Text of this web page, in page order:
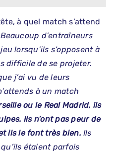
à quel match s’attend
d’entraîneurs
lorsqu’ils s’opposent à
difficile de se projeter.
j’ai vu de leurs
à un match
ou le Real Madrid, ils
Ils n’ont pas peur de
ils le font très bien. Ils
étaient parfois